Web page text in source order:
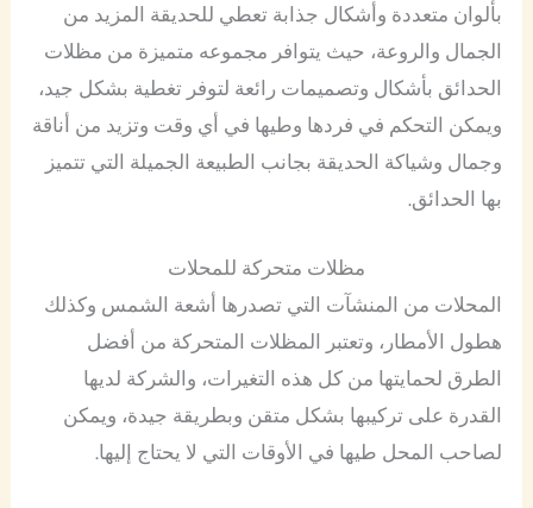
بألوان متعددة وأشكال جذابة تعطي للحديقة المزيد من
الجمال والروعة، حيث يتوافر مجموعه متميزة من مظلات
الحدائق بأشكال وتصميمات رائعة لتوفر تغطية بشكل جيد،
ويمكن التحكم في فردها وطيها في أي وقت وتزيد من أناقة
وجمال وشياكة الحديقة بجانب الطبيعة الجميلة التي تتميز
بها الحدائق.
مظلات متحركة للمحلات
المحلات من المنشآت التي تصدرها أشعة الشمس وكذلك
هطول الأمطار، وتعتبر المظلات المتحركة من أفضل
الطرق لحمايتها من كل هذه التغيرات، والشركة لديها
القدرة على تركيبها بشكل متقن وبطريقة جيدة، ويمكن
لصاحب المحل طيها في الأوقات التي لا يحتاج إليها.